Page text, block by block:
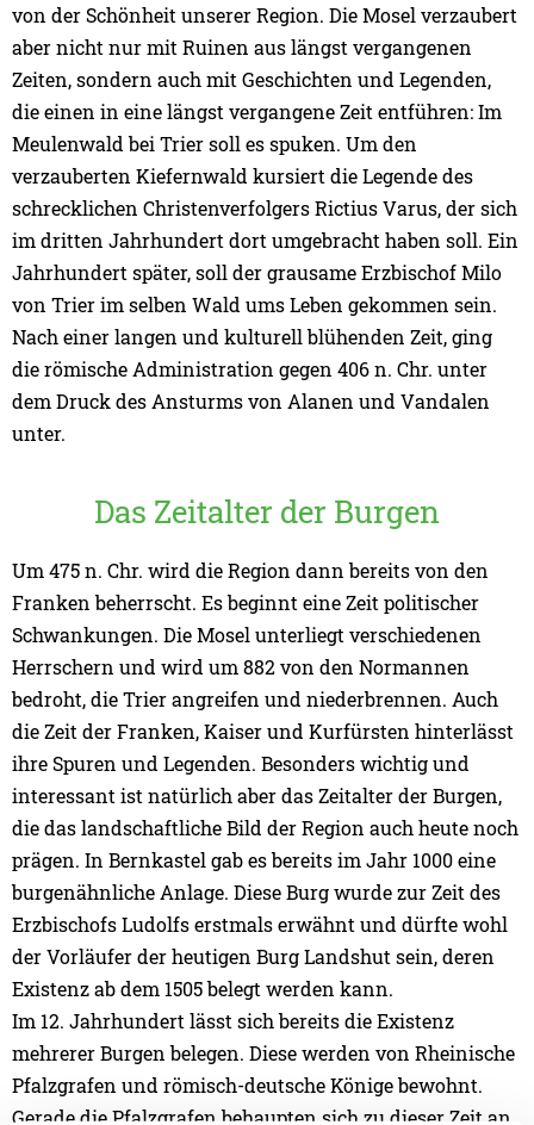
von der Schönheit unserer Region. Die Mosel verzaubert
aber nicht nur mit Ruinen aus längst vergangenen
Zeiten, sondern auch mit Geschichten und Legenden,
die einen in eine längst vergangene Zeit entführen: Im
Meulenwald bei Trier soll es spuken. Um den
verzauberten Kiefernwald kursiert die Legende des
schrecklichen Christenverfolgers Rictius Varus, der sich
im dritten Jahrhundert dort umgebracht haben soll. Ein
Jahrhundert später, soll der grausame Erzbischof Milo
von Trier im selben Wald ums Leben gekommen sein.
Nach einer langen und kulturell blühenden Zeit, ging
die römische Administration gegen 406 n. Chr. unter
dem Druck des Ansturms von Alanen und Vandalen
unter.
Das Zeitalter der Burgen
Um 475 n. Chr. wird die Region dann bereits von den
Franken beherrscht. Es beginnt eine Zeit politischer
Schwankungen. Die Mosel unterliegt verschiedenen
Herrschern und wird um 882 von den Normannen
bedroht, die Trier angreifen und niederbrennen. Auch
die Zeit der Franken, Kaiser und Kurfürsten hinterlässt
ihre Spuren und Legenden. Besonders wichtig und
interessant ist natürlich aber das Zeitalter der Burgen,
die das landschaftliche Bild der Region auch heute noch
prägen. In Bernkastel gab es bereits im Jahr 1000 eine
burgenähnliche Anlage. Diese Burg wurde zur Zeit des
Erzbischofs Ludolfs erstmals erwähnt und dürfte wohl
der Vorläufer der heutigen Burg Landshut sein, deren
Existenz ab dem 1505 belegt werden kann.
Im 12. Jahrhundert lässt sich bereits die Existenz
mehrerer Burgen belegen. Diese werden von Rheinische
Pfalzgrafen und römisch-deutsche Könige bewohnt.
Gerade die Pfalzgrafen behaupten sich zu dieser Zeit an